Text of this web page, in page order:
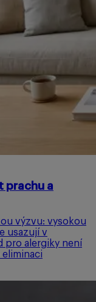
prachu a
výzvu: vysokou
usazují v
pro alergiky není